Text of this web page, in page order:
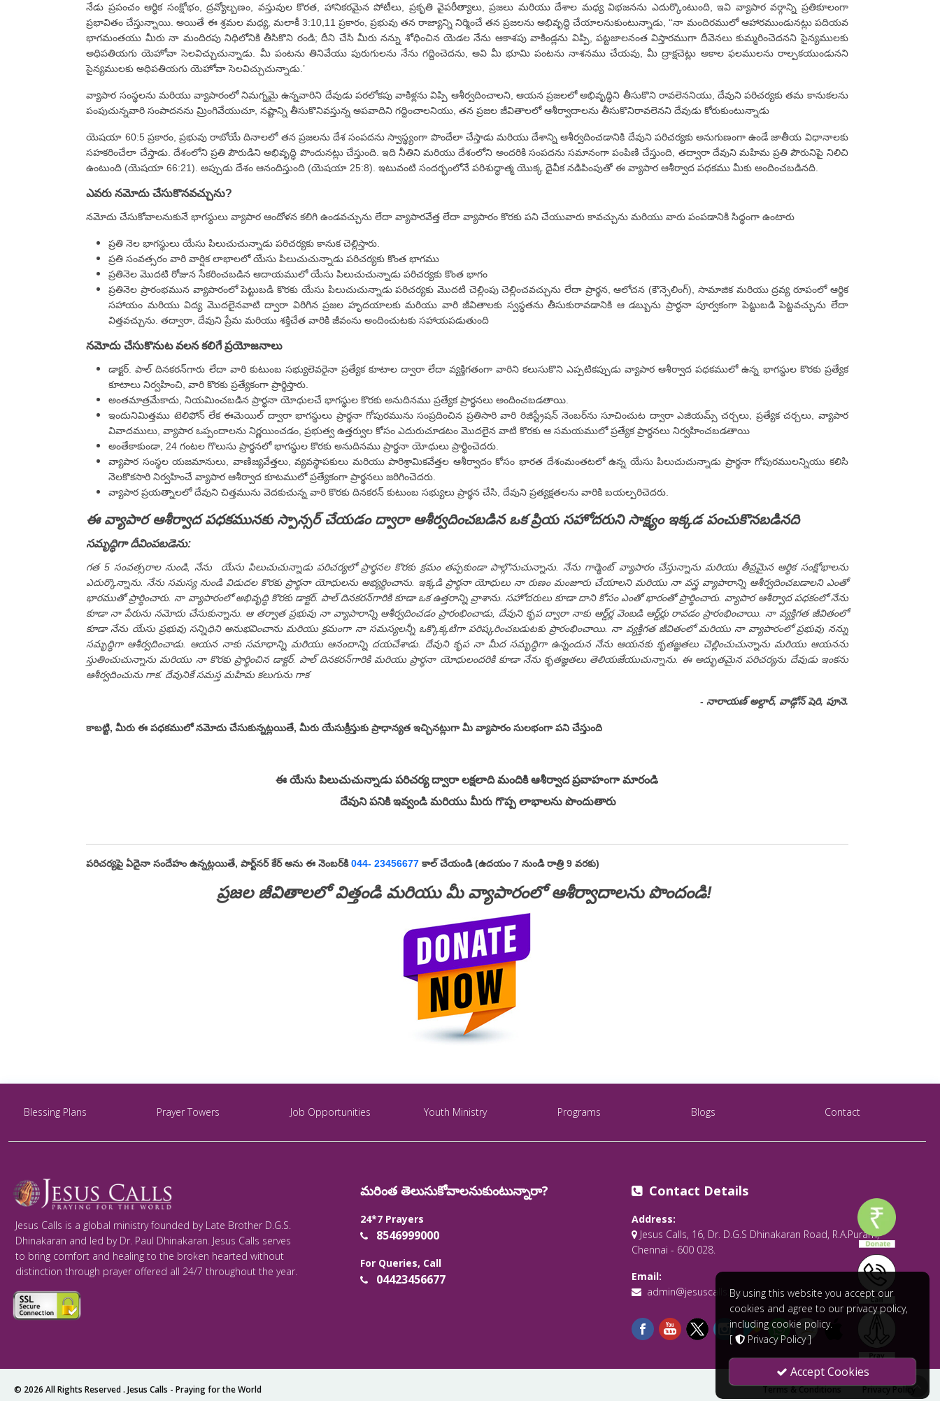
నేడు ప్రపంచం ఆర్థిక సంక్షోభం, ద్రవ్యోల్బణం, వస్తువుల కొరత, హానికరమైన పోటీలు, ప్రకృతి వైపరీత్యాలు, ప్రజలు మరియు దేశాల మధ్య విభజనను ఎదుర్కొంటుంది, ఇవి వ్యాపార వర్గాన్ని ప్రతికూలంగా
ప్రభావితం చేస్తున్నాయి. అయితే ఈ శ్రమల మధ్య, మలాకీ 3:10,11 ప్రకారం, ప్రభువు తన రాజ్యాన్ని నిర్మించే తన ప్రజలను అభివృద్ధి చేయాలనుకుంటున్నాడు, ‘‘నా మందిరములో ఆహారముండునట్లు పదియవ
భాగమంతయు మీరు నా మందిరపు నిధిలోనికి తీసికొని రండి; దీని చేసి మీరు నన్ను శోధించిన యెడల నేను ఆకాశపు వాకిండ్లను విప్పి, పట్టజాలనంత విస్తారముగా దీవెనలు కుమ్మరించెదనని సైన్యములకు
అధిపతియగు యెహోవా సెలవిచ్చుచున్నాడు. మీ పంటను తినివేయు పురుగులను నేను గద్దించెదను, అవి మీ భూమి పంటను నాశనము చేయవు, మీ ద్రాక్షచెట్లు అకాల ఫలములను రాల్పకయుండునని
సైన్యములకు అధిపతియగు యెహోవా సెలవిచ్చుచున్నాడు.’
వ్యాపార సంస్థలను మరియు వ్యాపారంలో నిమగ్నమై ఉన్నవారిని దేవుడు పరలోకపు వాకిళ్లను విప్పి ఆశీర్వదించాలని, ఆయన ప్రజలలో అభివృద్ధిని తీసుకొని రావలెననియు, దేవుని పరిచర్యకు తమ కానుకలను
పంపుచున్నవారి సంపాదనను మ్రింగివేయుచూ, నష్టాన్ని తీసుకొనివస్తున్న అపవాదిని గద్దించాలనియు, తన ప్రజల జీవితాలలో ఆశీర్వాదాలను తీసుకొనిరావలెనని దేవుడు కోరుకుంటున్నాడు
యెషయా 60:5 ప్రకారం, ప్రభువు రాబోయే దినాలలో తన ప్రజలను దేశ సంపదను స్వాస్థ్యంగా పొందేలా చేస్తాడు మరియు దేశాన్ని ఆశీర్వదించడానికి దేవుని పరిచర్యకు అనుగుణంగా ఉండే జాతీయ విధానాలకు
సహకరించేలా చేస్తాడు. దేశంలోని ప్రతి పౌరుడిని అభివృద్ధి పొందునట్లు చేస్తుంది. ఇది నీతిని మరియు దేశంలోని అందరికి సంపదను సమానంగా పంపిణి చేస్తుంది, తద్వారా దేవుని మహిమ ప్రతి పౌరునిపై నిలిచి
ఉంటుంది (యెషయా 66:21). అప్పుడు దేశం ఆనందిస్తుంది (యెషయా 25:8). ఇటువంటి సందర్భంలోనే పరిశుద్ధాత్మ యొక్క దైవీక నడిపింపుతో ఈ వ్యాపార ఆశీర్వాద పధకము మీకు అందించబడినది.
ఎవరు నమోదు చేసుకొనవచ్చును?
నమోదు చేసుకోవాలనుకునే భాగస్థులు వ్యాపార ఆందోళన కలిగి ఉండవచ్చును లేదా వ్యాపారవేత్త లేదా వ్యాపారం కొరకు పని చేయువారు కావచ్చును మరియు వారు పంపడానికి సిద్ధంగా ఉంటారు
ప్రతి నెల భాగస్థులు యేసు పిలుచుచున్నాడు పరిచర్యకు కానుక చెల్లిస్తారు.
ప్రతి సంవత్సరం వారి వార్షిక లాభాలలో యేసు పిలుచుచున్నాడు పరిచర్యకు కొంత భాగము
ప్రతినెల మొదటి రోజున సేకరించబడిన ఆదాయములో యేసు పిలుచుచున్నాడు పరిచర్యకు కొంత భాగం
ప్రతినెల ప్రారంభమున వ్యాపారంలో పెట్టుబడి కొరకు యేసు పిలుచుచున్నాడు పరిచర్యకు మొదటి చెల్లింపు చెల్లించవచ్చును లేదా ప్రార్థన, ఆలోచన (కౌన్సెలింగ్), సామాజిక మరియు ద్రవ్య రూపంలో ఆర్థిక
సహాయం మరియు విద్య మొదలైనవాటి ద్వారా విరిగిన ప్రజల హృదయాలకు మరియు వారి జీవితాలకు స్వస్థతను తీసుకురావడానికి ఆ డబ్బును ప్రార్థనా పూర్వకంగా పెట్టుబడి పెట్టవచ్చును లేదా
విత్తవచ్చును. తద్వారా, దేవుని ప్రేమ మరియు శక్తిచేత వారికి జీవంను అందించుటకు సహాయపడుతుంది
నమోదు చేసుకొనుట వలన కలిగే ప్రయోజనాలు
డాక్టర్. పాల్ దినకరన్‌గారు లేదా వారి కుటుంబ సభ్యులెవరైనా ప్రత్యేక కూటాల ద్వారా లేదా వ్యక్తిగతంగా వారిని కలుసుకొని ఎప్పటికప్పుడు వ్యాపార ఆశీర్వాద పధకములో ఉన్న భాగస్థుల కొరకు ప్రత్యేక
కూటాలు నిర్వహించి, వారి కొరకు ప్రత్యేకంగా ప్రార్థిస్తారు.
అంతమాత్రమేకాదు, నియమించబడిన ప్రార్థనా యోధులచే భాగస్థుల కొరకు అనుదినము ప్రత్యేక ప్రార్థనలు అందించబడతాయి.
ఇందునిమిత్తము టెలిఫోన్ లేక ఈమెయిల్ ద్వారా భాగస్థులు ప్రార్థనా గోపురమును సంప్రదించిన ప్రతిసారి వారి రిజిస్ట్రేషన్ నెంబర్‌ను సూచించుట ద్వారా ఎజియమ్స్ చర్చలు, ప్రత్యేక చర్చలు, వ్యాపార
వివాదములు, వ్యాపార ఒప్పందాలను నిర్ణయించడం, ప్రభుత్వ ఉత్తర్వుల కోసం ఎదురుచూడటం మొదలైన వాటి కొరకు ఆ సమయములో ప్రత్యేక ప్రార్థనలు నిర్వహించబడతాయి
అంతేకాకుండా, 24 గంటల గొలుసు ప్రార్థనలో భాగస్థుల కొరకు అనుదినము ప్రార్థనా యోధులు ప్రార్థించెదరు.
వ్యాపార సంస్థల యజమానులు, వాణిజ్యవేత్తలు, వ్యవస్థాపకులు మరియు పారిశ్రామికవేత్తల ఆశీర్వాదం కోసం భారత దేశంమంతటలో ఉన్న యేసు పిలుచుచున్నాడు ప్రార్థనా గోపురములన్నియు కలిసి
నెలకొకసారి నిర్వహించే వ్యాపార ఆశీర్వాద కూటములో ప్రత్యేకంగా ప్రార్థనలు జరిగించెదరు.
వ్యాపార ప్రయత్నాలలో దేవుని చిత్తమును వెదకుచున్న వారి కొరకు దినకరన్ కుటుంబ సభ్యులు ప్రార్థన చేసి, దేవుని ప్రత్యక్షతలను వారికి బయల్పరిచెదరు.
ఈ వ్యాపార ఆశీర్వాద పధకమునకు స్పాన్సర్ చేయడం ద్వారా ఆశీర్వదించబడిన ఒక ప్రియ సహోదరుని సాక్ష్యం ఇక్కడ పంచుకొనబడినది
సమృద్ధిగా దీవింపబడెను:
గత 5 సంవత్సరాల నుండి, నేను యేసు పిలుచుచున్నాడు పరిచర్యలో ప్రార్థనల కొరకు క్రమం తప్పకుండా పాల్గొనుచున్నాను. నేను గార్మెంట్ వ్యాపారం చేస్తున్నాను మరియు తీవ్రమైన ఆర్థిక సంక్షోభాలను
ఎదుర్కొన్నాను. నేను సమస్య నుండి విడుదల కొరకు ప్రార్థనా యోధులను అభ్యర్థించాను. ఇక్కడి ప్రార్థనా యోధులు నా రుణం మంజూరు చేయాలని మరియు నా వస్త్ర వ్యాపారాన్ని ఆశీర్వదించబడాలని ఎంతో
భారముతో ప్రార్థించారు. నా వ్యాపారంలో అభివృద్ధి కొరకు డాక్టర్. పాల్ దినకరన్‌గారికి కూడా ఒక ఉత్తరాన్ని వ్రాశాను. సహోదరులు కూడా దాని కోసం ఎంతో భారంతో ప్రార్థించారు. వ్యాపార ఆశీర్వాద పధకంలో నేను
కూడా నా పేరును నమోదు చేసుకున్నాను. ఆ తర్వాత ప్రభువు నా వ్యాపారాన్ని ఆశీర్వదించడం ప్రారంభించాడు, దేవుని కృప ద్వారా నాకు ఆర్డ్‌ర్ల వెంబడి ఆర్డ్‌ర్లు రావడం ప్రారంభించాయి. నా వ్యక్తిగత జీవితంలో
కూడా నేను యేసు ప్రభువు సన్నిధిని అనుభవించాను మరియు క్రమంగా నా సమస్యలన్నీ ఒక్కొక్కటిగా పరిష్కరించబడుటకు ప్రారంభించాయి. నా వ్యక్తిగత జీవితంలో మరియు నా వ్యాపారంలో ప్రభువు నన్ను
సమృద్ధిగా ఆశీర్వదించాడు. ఆయన నాకు సమాధాన్ని మరియు ఆనందాన్ని దయచేశాడు. దేవుని కృప నా మీద సమృద్ధిగా ఉన్నందున నేను ఆయనకు కృతజ్ఞతలు చెల్లించుచున్నాను మరియు ఆయనను
స్తుతించుచున్నాను మరియు నా కొరకు ప్రార్థించిన డాక్టర్. పాల్ దినకరన్‌గారికి మరియు ప్రార్థనా యోధులందరికి కూడా నేను కృతజ్ఞతలు తెలియజేయుచున్నాను. ఈ అద్భుతమైన పరిచర్యను దేవుడు ఇంకను
ఆశీర్వదించును గాక. దేవునికే సమస్త మహిమ కలుగును గాక
- నారాయణ్ అల్దార్, వాడ్గోన్ షెరి, పూనె.
కాబట్టి, మీరు ఈ పధకములో నమోదు చేసుకున్నట్లయితే, మీరు యేసుక్రీస్తుకు ప్రాధాన్యత ఇచ్చినట్లుగా మీ వ్యాపారం సులభంగా పని చేస్తుంది
ఈ యేసు పిలుచుచున్నాడు పరిచర్య ద్వారా లక్షలాది మందికి ఆశీర్వాద ప్రవాహంగా మారండి
దేవుని పనికి ఇవ్వండి మరియు మీరు గొప్ప లాభాలను పొందుతారు
పరిచర్యపై ఏదైనా సందేహం ఉన్నట్లయితే, పార్ట్‌నర్ కేర్ అను ఈ నెంబర్‌కి044- 23456677 కాల్ చేయండి (ఉదయం 7 నుండి రాత్రి 9 వరకు)
ప్రజల జీవితాలలో విత్తండి మరియు మీ వ్యాపారంలో ఆశీర్వాదాలను పొందండి!
Blessing Plans Prayer Towers Job Opportunities Youth Ministry Programs Blogs Contact
Jesus Calls is a global ministry founded by Late Brother D.G.S.
Dhinakaran and led by Dr. Paul Dhinakaran. Jesus Calls serves
to bring comfort and healing to the broken hearted without
distinction through prayer offered all 24/7 throughout the year.
మరింత తెలుసుకోవాలనుకుంటున్నారా?
24*7 Prayers
8546999000
For Queries, Call
04423456677
Contact Details
Address:
Jesus Calls, 16, Dr. D.G.S Dhinakaran Road, R.A.Puram,
Chennai - 600 028.
Email:
admin@jesuscalls.org
© 2026 All Rights Reserved . Jesus Calls - Praying for the World Terms & Conditions Privacy Policy
By using this website you accept our
cookies and agree to our privacy policy,
including cookie policy.
[
Privacy Policy]
Accept Cookies